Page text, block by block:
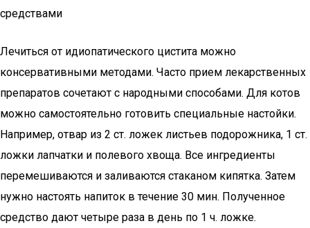
средствами
Лечиться от идиопатического цистита можно
консервативными методами. Часто прием лекарственных
препаратов сочетают с народными способами. Для котов
можно самостоятельно готовить специальные настойки.
Например, отвар из 2 ст. ложек листьев подорожника, 1 ст.
ложки лапчатки и полевого хвоща. Все ингредиенты
перемешиваются и заливаются стаканом кипятка. Затем
нужно настоять напиток в течение 30 мин. Полученное
средство дают четыре раза в день по 1 ч. ложке.